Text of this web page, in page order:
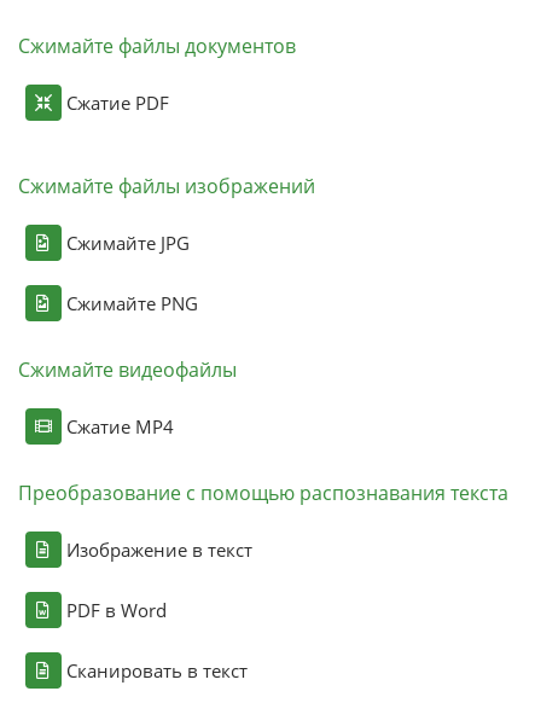
Сжимайте файлы документов
Сжатие PDF
Сжимайте файлы изображений
Сжимайте JPG
Сжимайте PNG
Сжимайте видеофайлы
Сжатие MP4
Преобразование с помощью распознавания текста
Изображение в текст
PDF в Word
Сканировать в текст